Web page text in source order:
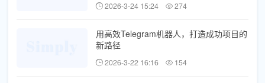
2026-3-24 15:24 274
用高效Telegram机器人，打造成功项目的
新路径
2026-3-22 16:16 154